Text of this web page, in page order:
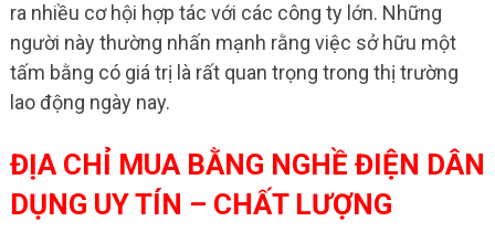
ra nhiều cơ hội hợp tác với các công ty lớn. Những
người này thường nhấn mạnh rằng việc sở hữu một
tấm bằng có giá trị là rất quan trọng trong thị trường
lao động ngày nay.
ĐỊA CHỈ MUA BẰNG NGHỀ ĐIỆN DÂN
DỤNG UY TÍN – CHẤT LƯỢNG